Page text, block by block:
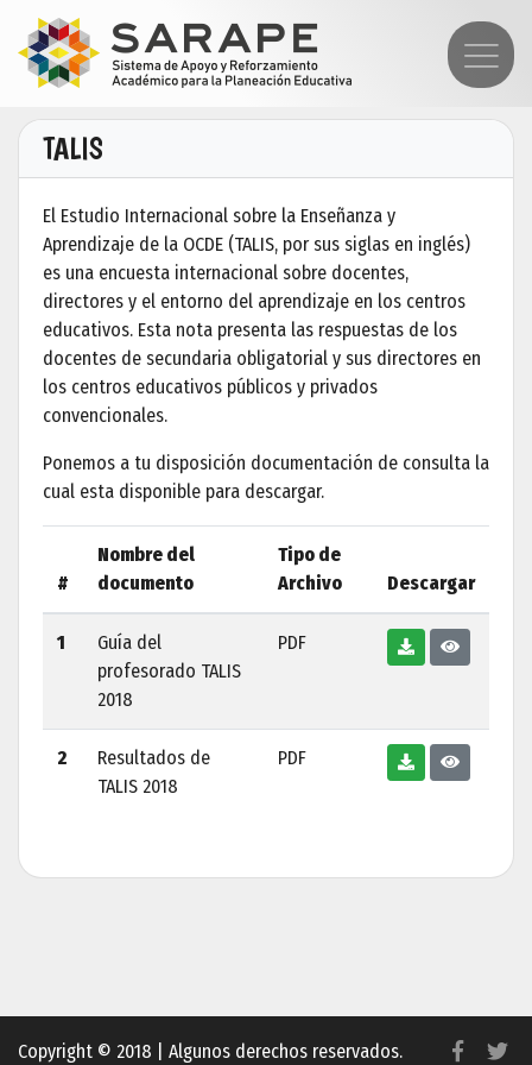
TALIS
El Estudio Internacional sobre la Enseñanza y
Aprendizaje de la OCDE (TALIS, por sus siglas en inglés)
es una encuesta internacional sobre docentes,
directores y el entorno del aprendizaje en los centros
educativos. Esta nota presenta las respuestas de los
docentes de secundaria obligatorial y sus directores en
los centros educativos públicos y privados
convencionales.
Ponemos a tu disposición documentación de consulta la
cual esta disponible para descargar.
#
Nombre del
documento
Tipo de
Archivo
Descargar
1
Guía del
profesorado TALIS
2018
PDF
2
Resultados de
TALIS 2018
PDF
Copyright © 2018 | Algunos derechos reservados.